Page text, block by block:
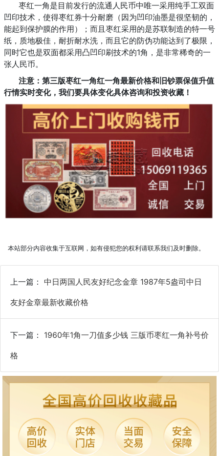
枣红一角是目前发行的流通人民币中唯一采用纯手工双面
凹印技术，使得枣红券十分耐磨（因为凹印油墨是很坚韧的，
能起到保护膜的作用）；而且枣红采用的是苏联制造的特一号
纸，质地极佳，耐折耐水洗，而且它的防伪功能达到了极限，
同时它也是双面都采用凸凹印刷技术的1角，是非常稀奇的一
张人民币。
注意：第三版枣红一角红一角最新价格和旧钞票保值升值
行情实时变化，我们要具体变化具体咨询和投资收藏！
本站部分内容收集于互联网，如有侵犯您的权利请联系我们及时删除。
上一篇： 中日两国人民友好纪念金章 1987年5盎司中日
友好金章最新收藏价格
下一篇： 1960年1角一刀值多少钱 三版币枣红一角补号价
格